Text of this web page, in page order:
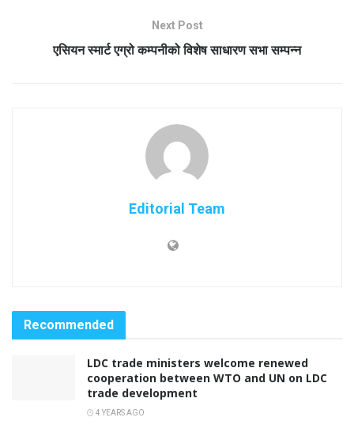
Next Post
एसियन स्मार्ट एग्रो कम्पनीको विशेष साधारण सभा सम्पन्न
Editorial Team
Recommended
LDC trade ministers welcome renewed
cooperation between WTO and UN on LDC
trade development
4 YEARS AGO